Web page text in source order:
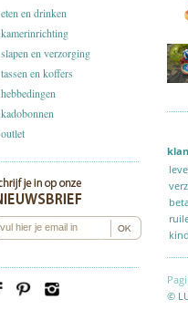
eten en drinken
kamerinrichting
slapen en verzorging
tassen en koffers
hebbedingen
kadobonnen
outlet
©